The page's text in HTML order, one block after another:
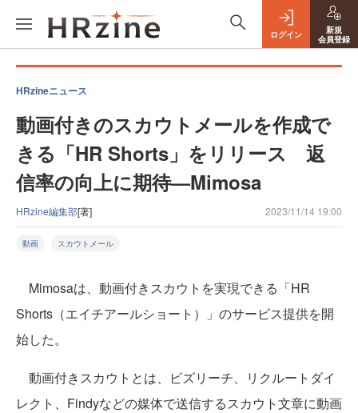
ログイン
新規
会員登録
HRzineニュース
動画付きのスカウトメールを作成で
きる「HR Shorts」をリリース 返
信率の向上に期待—Mimosa
HRzine編集部[著] 2023/11/14 19:00
動画 スカウトメール
Mimosaは、動画付きスカウトを実現できる「HR
Shorts（エイチアールショート）」のサービス提供を開
始した。
動画付きスカウトとは、ビズリーチ、リクルートダイ
レクト、Findyなどの媒体で送信するスカウト文章に動画